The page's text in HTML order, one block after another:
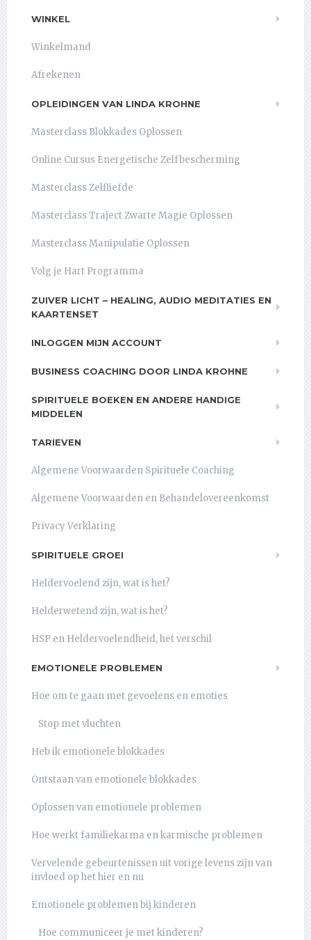
WINKEL
Winkelmand
Afrekenen
OPLEIDINGEN VAN LINDA KROHNE
Masterclass Blokkades Oplossen
Online Cursus Energetische Zelfbescherming
Masterclass Zelfliefde
Masterclass Traject Zwarte Magie Oplossen
Masterclass Manipulatie Oplossen
Volg je Hart Programma
ZUIVER LICHT – HEALING, AUDIO MEDITATIES EN
KAARTENSET
INLOGGEN MIJN ACCOUNT
BUSINESS COACHING DOOR LINDA KROHNE
SPIRITUELE BOEKEN EN ANDERE HANDIGE
MIDDELEN
TARIEVEN
Algemene Voorwaarden Spirituele Coaching
Algemene Voorwaarden en Behandelovereenkomst
Privacy Verklaring
SPIRITUELE GROEI
Heldervoelend zijn, wat is het?
Helderwetend zijn, wat is het?
HSP en Heldervoelendheid, het verschil
EMOTIONELE PROBLEMEN
Hoe om te gaan met gevoelens en emoties
Stop met vluchten
Heb ik emotionele blokkades
Ontstaan van emotionele blokkades
Oplossen van emotionele problemen
Hoe werkt familiekarma en karmische problemen
Vervelende gebeurtenissen uit vorige levens zijn van
invloed op het hier en nu
Emotionele problemen bij kinderen
Hoe communiceer je met kinderen?